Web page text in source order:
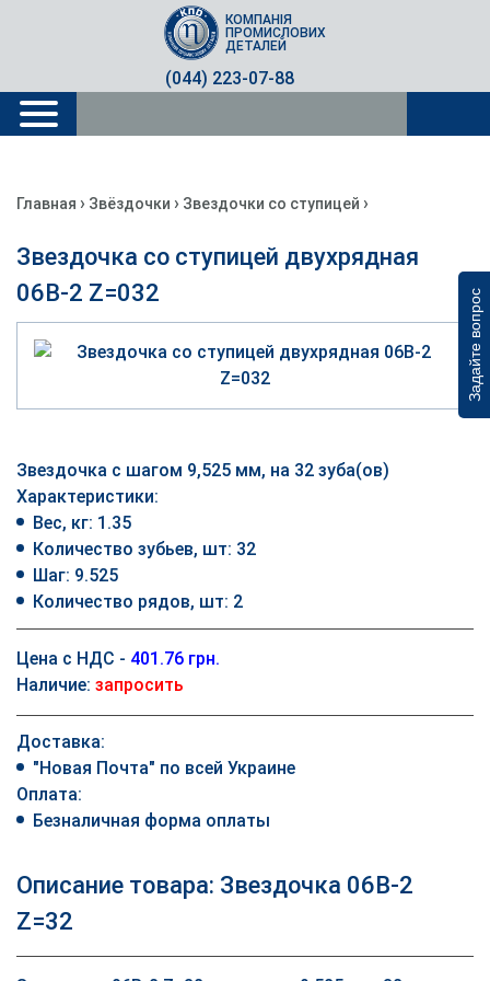
Задайте вопрос
(044) 223-07-88
КОМПАНІЯ
ПРОМИСЛОВИХ
ДЕТАЛЕЙ
Главная › Звёздочки › Звездочки со ступицей ›
Звездочка со ступицей двухрядная
06B-2 Z=032
Звездочка с шагом 9,525 мм, на 32 зуба(ов)
Характеристики:
Вес, кг: 1.35
Количество зубьев, шт: 32
Шаг: 9.525
Количество рядов, шт: 2
Цена с НДС - 401.76 грн.
Наличие: запросить
Доставка:
"Новая Почта" по всей Украине
Оплата:
Безналичная форма оплаты
Описание товара: Звездочка 06B-2
Z=32